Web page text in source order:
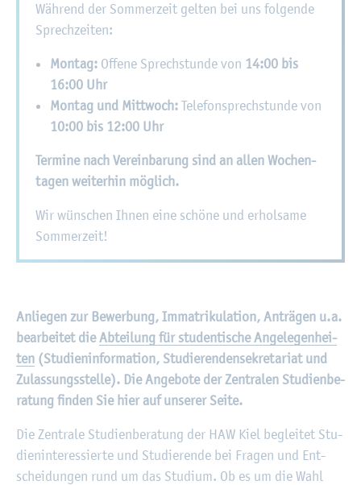
Wäh­rend der Som­mer­zeit gel­ten bei uns fol­gen­de
Sprech­zei­ten:
Mon­tag:Of­fe­ne Sprech­stun­de von 14:00 bis
16:00 Uhr
Mon­tag und Mitt­woch:Te­le­fon­sprech­stun­de von
10:00 bis 12:00 Uhr
Ter­mi­ne nach Ver­ein­ba­rung sind an allen Wo­chen­
ta­gen wei­ter­hin mög­lich.
Wir wün­schen Ihnen eine schö­ne und er­hol­sa­me
Som­mer­zeit!
An­lie­gen zur Be­wer­bung, Im­ma­tri­ku­la­ti­on, An­trä­gen u.a.
be­ar­bei­tet dieAb­tei­lung für stu­den­ti­sche An­ge­le­gen­hei­
ten (Stu­di­en­in­for­ma­ti­on, Stu­die­ren­den­se­kre­ta­ri­at und
Zu­las­sungs­stel­le). Die An­ge­bo­te der Zen­tra­len Stu­di­en­be­
ra­tung fin­den Sie hier auf un­se­rer Seite.
Die Zen­tra­le Stu­di­en­be­ra­tung der HAW Kiel be­glei­tet Stu­
di­en­in­ter­es­sier­te und Stu­die­ren­de bei Fra­gen und Ent­
schei­dun­gen rund um das Stu­di­um. Ob es um die Wahl